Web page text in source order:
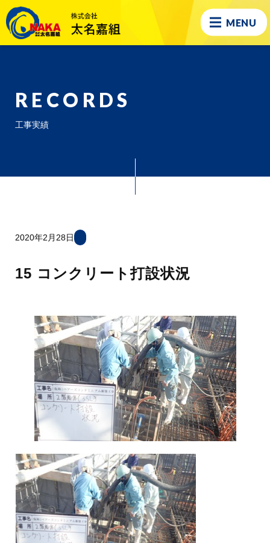
MENU
RECORDS
工事実績
2020年2月28日
15 コンクリート打設状況